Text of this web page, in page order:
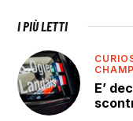
I PIÙ LETTI
E’